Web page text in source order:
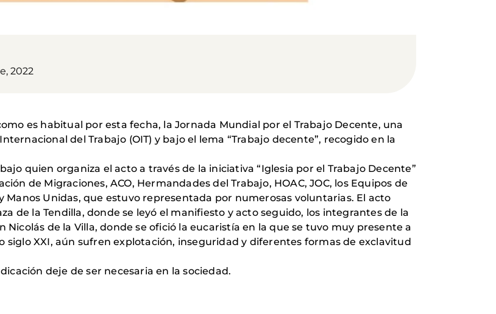
2022
es habitual por esta fecha, la Jornada Mundial por el Trabajo Decente, una
del Trabajo (OIT) y bajo el lema “Trabajo decente”, recogido en la
quien organiza el acto a través de la iniciativa “Iglesia por el Trabajo Decente”
de Migraciones, ACO, Hermandades del Trabajo, HOAC, JOC, los Equipos de
Manos Unidas, que estuvo representada por numerosas voluntarias. El acto
de la Tendilla, donde se leyó el manifiesto y acto seguido, los integrantes de la
de la Villa, donde se ofició la eucaristía en la que se tuvo muy presente a
XXI, aún sufren explotación, inseguridad y diferentes formas de exclavitud
deje de ser necesaria en la sociedad.